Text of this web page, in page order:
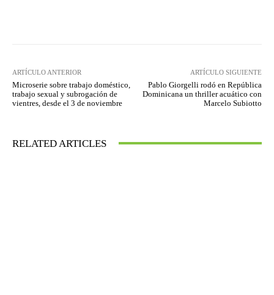
ARTÍCULO ANTERIOR
Microserie sobre trabajo doméstico,
trabajo sexual y subrogación de
vientres, desde el 3 de noviembre
ARTÍCULO SIGUIENTE
Pablo Giorgelli rodó en República
Dominicana un thriller acuático con
Marcelo Subiotto
RELATED ARTICLES